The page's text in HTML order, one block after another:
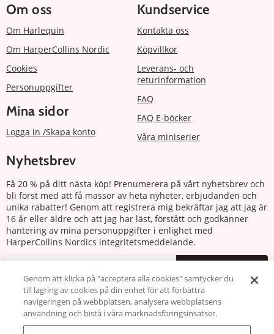
Om oss
Om Harlequin
Om HarperCollins Nordic
Cookies
Personuppgifter
Mina sidor
Logga in /Skapa konto
Kundservice
Kontakta oss
Köpvillkor
Leverans- och
returinformation
FAQ
FAQ E-böcker
Våra miniserier
Nyhetsbrev
Få 20 % på ditt nästa köp! Prenumerera på vårt nyhetsbrev och
bli först med att få massor av heta nyheter, erbjudanden och
unika rabatter! Genom att registrera mig bekräftar jag att jag är
16 år eller äldre och att jag har läst, förstått och godkänner
hantering av mina personuppgifter i enlighet med
HarperCollins Nordics integritetsmeddelande.
Följ oss
Genom att klicka på "acceptera alla cookies" samtycker du
till lagring av cookies på din enhet för att förbättra
navigeringen på webbplatsen, analysera webbplatsens
användning och bistå i våra marknadsföringsinsatser.